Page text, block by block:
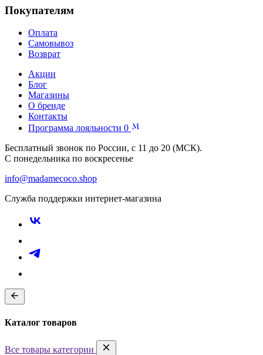
Покупателям
Оплата
Самовывоз
Возврат
Акции
Блог
Магазины
О бренде
Контакты
Программа лояльности 0
Бесплатный звонок по России, с 11 до 20 (МСК).
С понедельника по воскресенье
info@madamecoco.shop
Служба поддержки интернет-магазина
Каталог товаров
Все товары категории